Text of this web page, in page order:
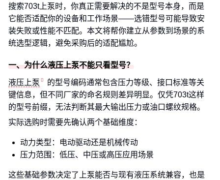
搜索703t上泵时，你真正需要解决的不是型号本身，而是
它能否适配你的设备和工作场景——选错型号可能导致安
装失败或性能不匹配。本文将帮你建立从参数到场景的系
统选型逻辑，避免采购后的适配尴尬。
一、为什么液压上泵不能只看型号？
液压上泵
的型号编码通常包含压力等级、接口标准等关
键信息，但不同厂家的命名规则差异明显。仅凭703t这样
的型号前缀，无法判断其最大输出压力或油口螺纹规格。
实际选购时需要先确认两个基础维度：
动力类型：电动驱动还是机械传动
压力范围：低压、中压或高压应用场景
这些基础参数决定了上泵能否与现有液压系统兼容，也是